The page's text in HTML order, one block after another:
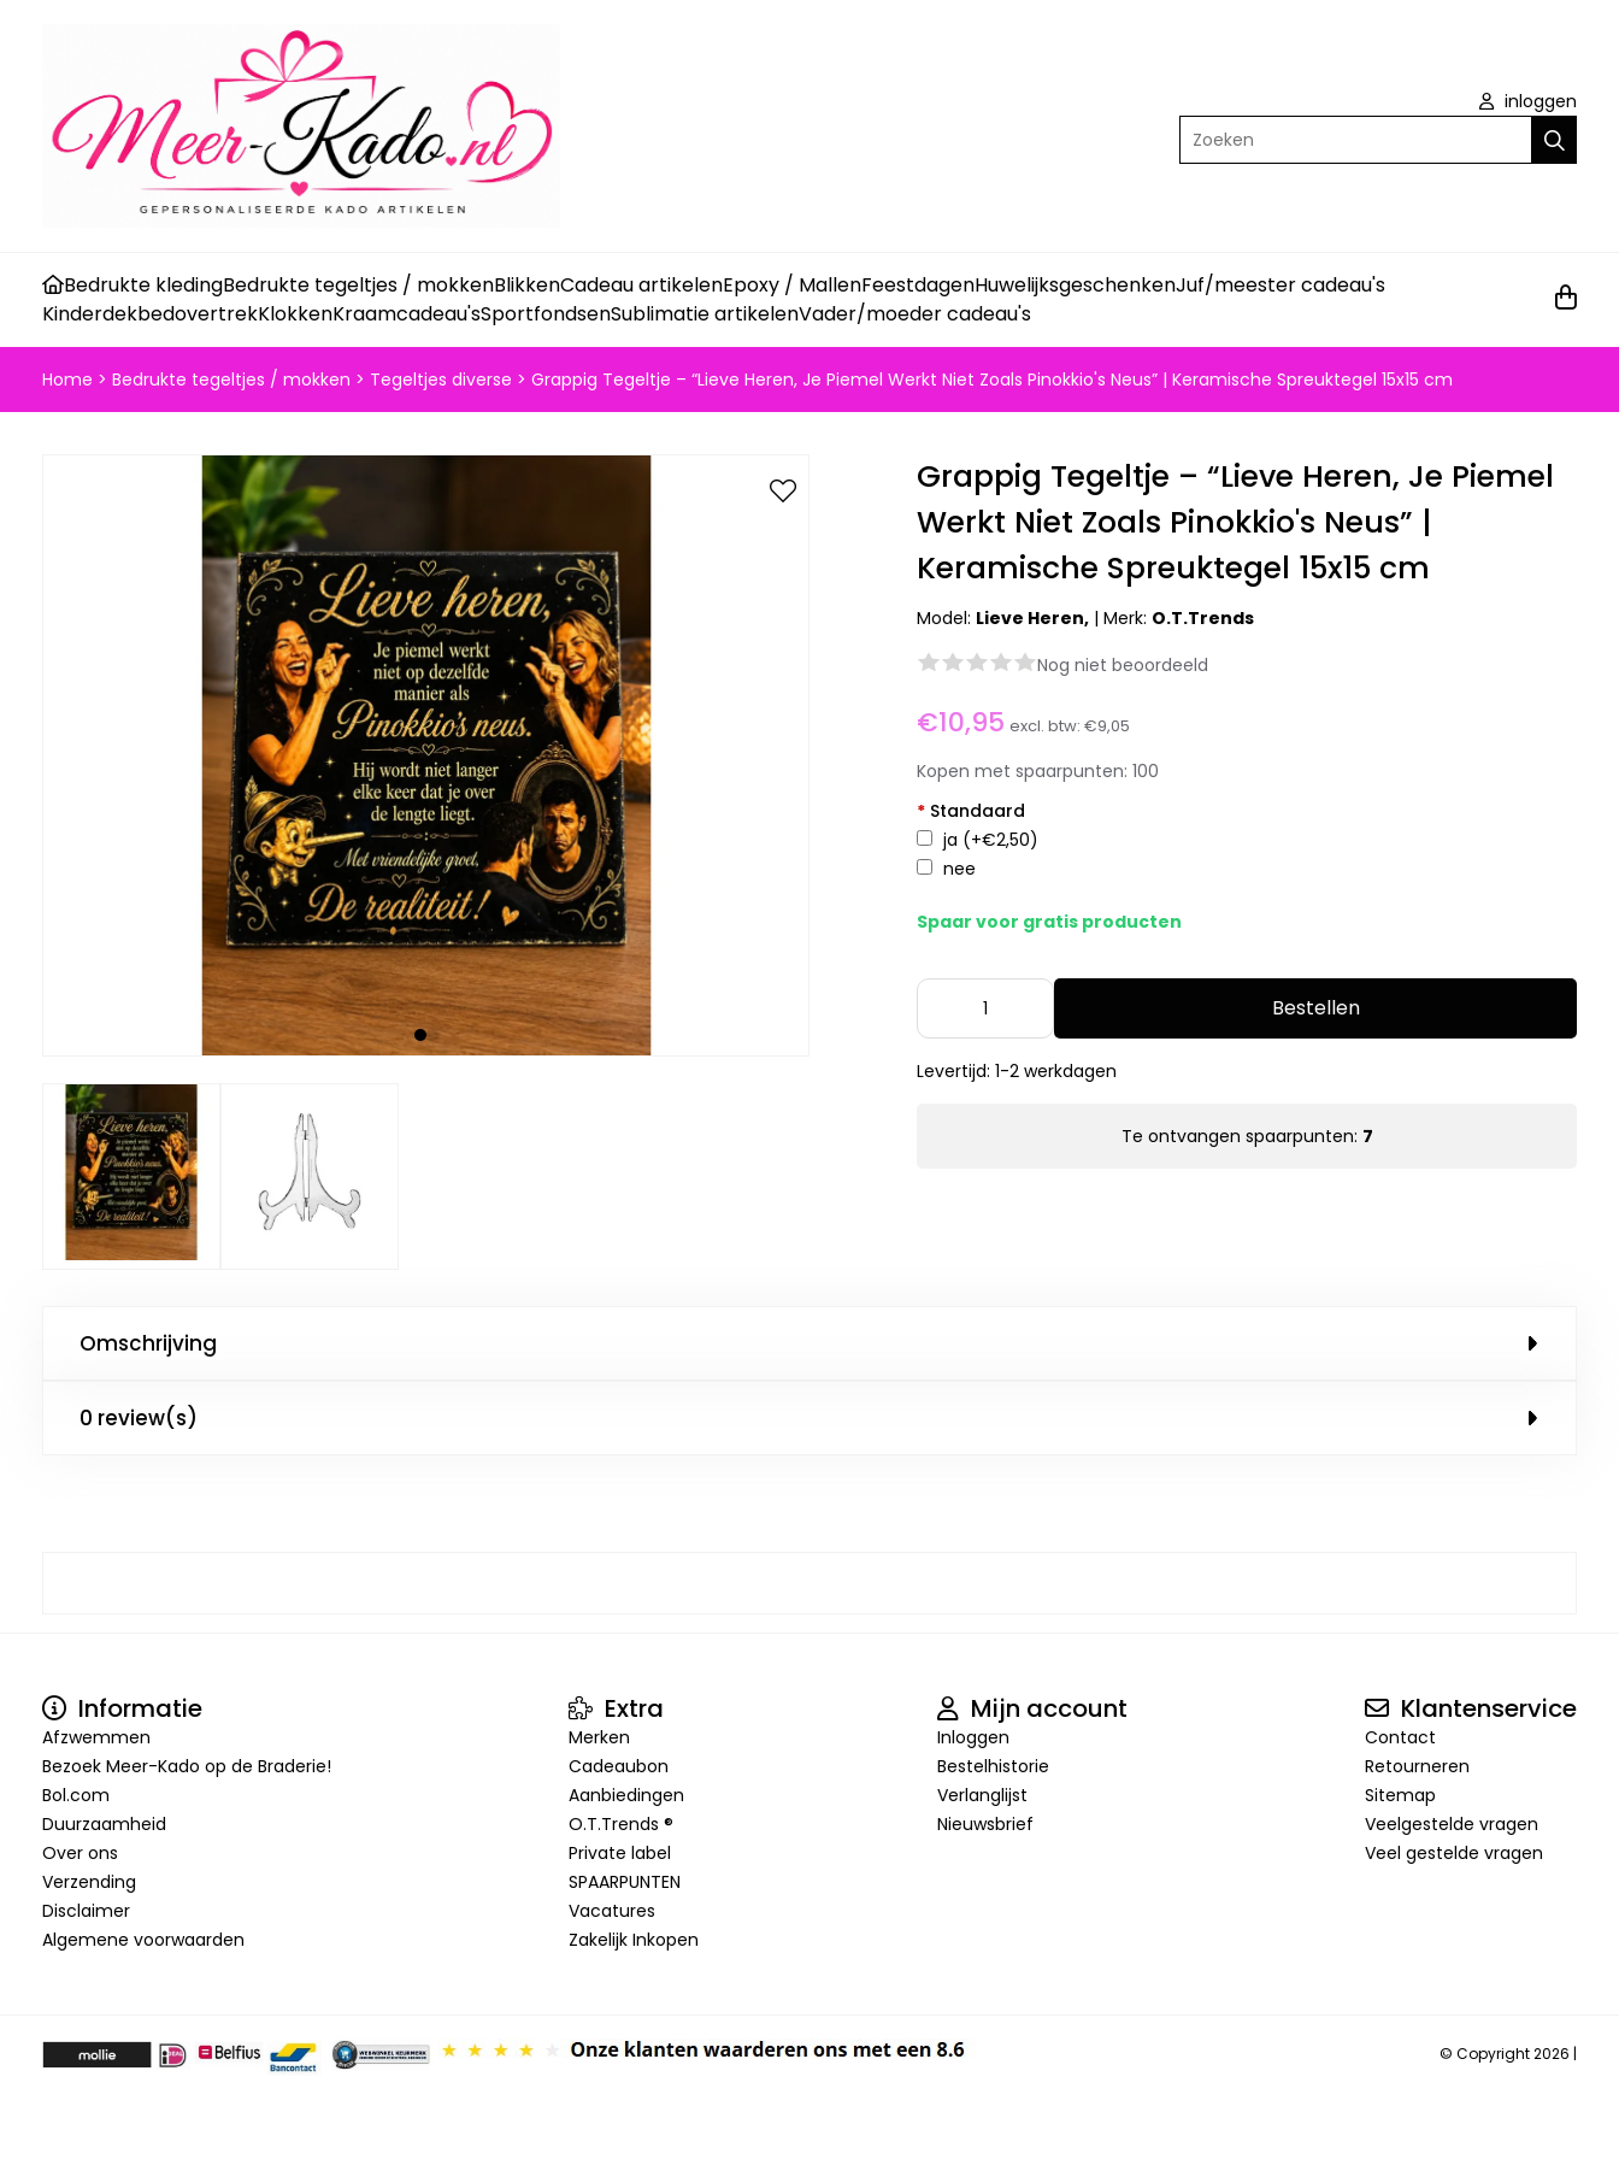
inloggen
Zoeken
Bedrukte kledingBedrukte tegeltjes / mokkenBlikkenCadeau artikelenEpoxy / MallenFeestdagenHuwelijksgeschenkenJuf/meester cadeau's
KinderdekbedovertrekKlokkenKraamcadeau'sSportfondsenSublimatie artikelenVader/moeder cadeau's
Home > Bedrukte tegeltjes / mokken > Tegeltjes diverse > Grappig Tegeltje – “Lieve Heren, Je Piemel Werkt Niet Zoals Pinokkio's Neus” | Keramische Spreuktegel 15x15 cm
Grappig Tegeltje – “Lieve Heren, Je Piemel
Werkt Niet Zoals Pinokkio's Neus” |
Keramische Spreuktegel 15x15 cm
Model: Lieve Heren, |Merk: O.T.Trends
Nog niet beoordeeld
€10,95 excl. btw:€9,05
Kopen met spaarpunten:100
* Standaard
ja (+€2,50)
nee
Spaar voor gratis producten
Bestellen
Levertijd: 1-2 werkdagen
Te ontvangen spaarpunten: 7
Omschrijving
0 review(s)
Informatie
Afzwemmen
Bezoek Meer-Kado op de Braderie!
Bol.com
Duurzaamheid
Over ons
Verzending
Disclaimer
Algemene voorwaarden
Extra
Merken
Cadeaubon
Aanbiedingen
O.T.Trends ®
Private label
SPAARPUNTEN
Vacatures
Zakelijk Inkopen
Mijn account
Inloggen
Bestelhistorie
Verlanglijst
Nieuwsbrief
Klantenservice
Contact
Retourneren
Sitemap
Veelgestelde vragen
Veel gestelde vragen
© Copyright 2026 |